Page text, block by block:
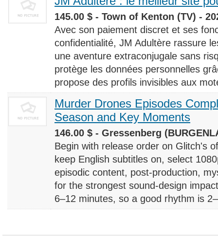
145.00 $ - Town of Kenton (TV) -
Avec son paiement discret et ses
confidentialité, JM Adultère rassure
une aventure extraconjugale sans
protège les données personnelles
propose des profils invisibles aux
Murder Drones Episodes
Season and Key Moments
146.00 $ - Gressenberg
Begin with release order on Glitch's
keep English subtitles on, select
episodic content, post-production,
for the strongest sound-design
6–12 minutes, so a good rhythm is